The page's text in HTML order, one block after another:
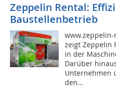
Zeppelin Rental:
Baustellenbetrieb
zeigt Zeppelin
in der
Darüber
Unternehmen
den...